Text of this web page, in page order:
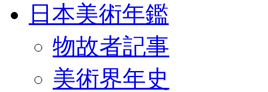
日本美術年鑑
物故者記事
美術界年史